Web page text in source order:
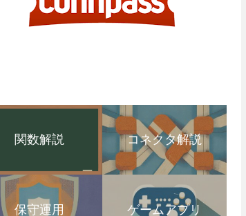
関数解説 コネクタ解説
保守運用 ゲームアプリ